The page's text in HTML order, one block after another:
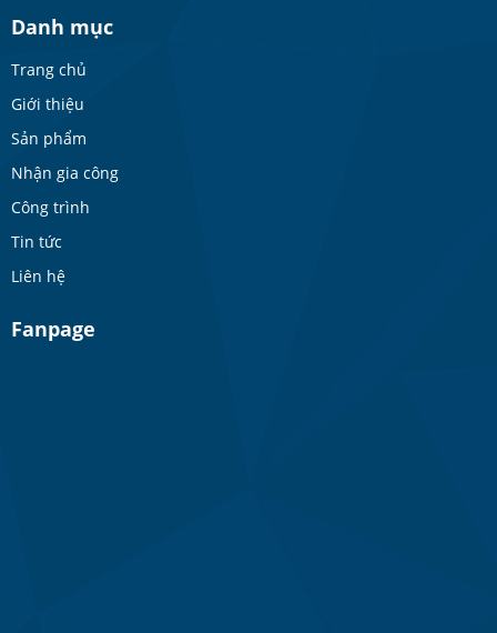
Danh mục
Trang chủ
Giới thiệu
Sản phẩm
Nhận gia công
Công trình
Tin tức
Liên hệ
Fanpage